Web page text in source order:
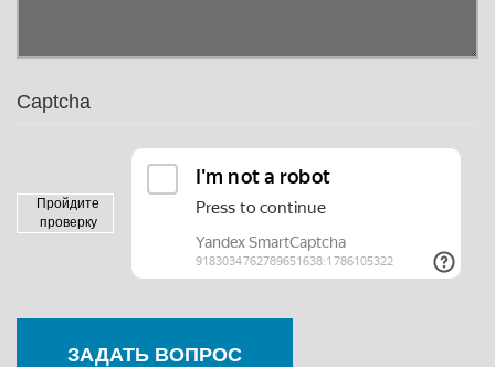
Captcha
Пройдите
проверку
ЗАДАТЬ ВОПРОС